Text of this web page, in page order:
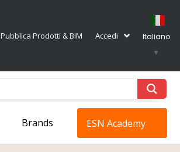
Pubblica Prodotti & BIM Accedi
Italiano
▼
Brands ESN Academy